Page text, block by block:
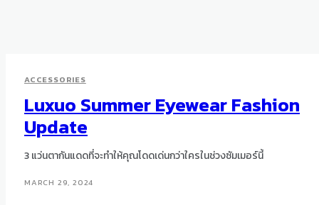
ACCESSORIES
Luxuo Summer Eyewear Fashion
Update
3 แว่นตากันแดดที่จะทำให้คุณโดดเด่นกว่าใครในช่วงซัมเมอร์นี้
MARCH 29, 2024